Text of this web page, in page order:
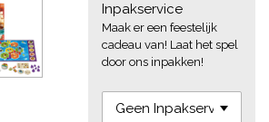
Inpakservice
Maak er een feestelijk
cadeau van! Laat het spel
door ons inpakken!